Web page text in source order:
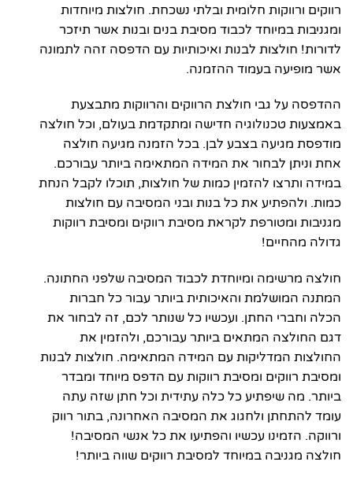
רווקים ורווקות חלומית ובלתי נשכחת. חולצות מיוחדות
ומגניבות במיוחד לכבוד מסיבת בנים ובנות אשר תיזכר
לדורות! חולצות לבנות ואיכותיות עם הדפסה זהה לתמונה
אשר מופיעה בעמוד ההזמנה.
ההדפסה על גבי חולצת הרווקים והרווקות מתבצעת
באמצעות טכנולוגיה חדישה ומתקדמת בעולם, וכל חולצה
מודפסת מגיעה בצבע לבן. בכל הזמנה מגיעה חולצה
אחת וניתן לבחור את המידה המתאימה ביותר עבורכם.
במידה ותרצו להזמין כמות של חולצות, תוכלו לקבל הנחת
כמות. ולהפתיע את כל בנות ובני המסיבה עם חולצות
מגניבות ומטורפת לקראת מסיבת רווקים ומסיבת רווקות
גדולה מהחיים!
חולצה מרשימה ומיוחדת לכבוד המסיבה שלפני החתונה.
המתנה המושלמת והאיכותית ביותר עבור כל חברות
הכלה וחברי החתן. ועכשיו כל שנותר לכם, זה לבחור את
דגם החולצה המתאים ביותר עבורכם, ולהזמין את
החולצות המדליקות עם המידה המתאימה. חולצות לבנות
ומסיבת רווקים ומסיבת רווקות עם הדפס מיוחד ומבדר
ביותר. מה שיפתיע כל כלה עתידית וכל חתן שזה עתה
עומד להתחתן ולחגוג את המסיבה האחרונה, בתור רווק
ורווקה. הזמינו עכשיו והפתיעו את כל אנשי המסיבה!
חולצה מגניבה במיוחד למסיבת רווקים שווה ביותר!